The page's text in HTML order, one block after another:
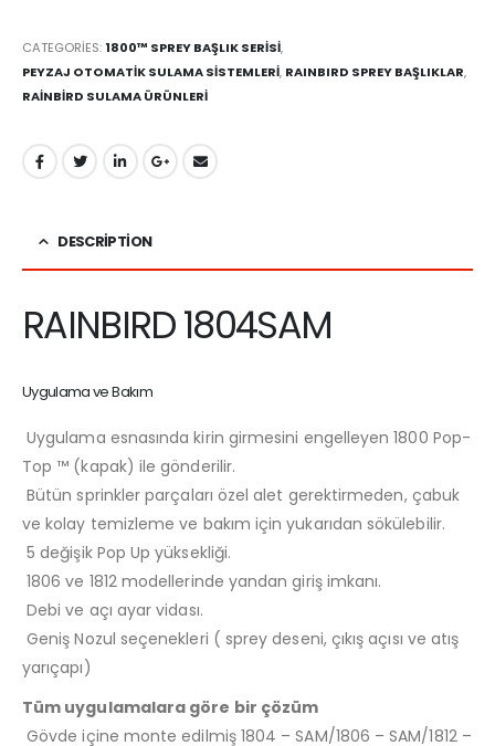
CATEGORIES:1800™ SPREY BAŞLIK SERİSİ,
PEYZAJ OTOMATİK SULAMA SİSTEMLERİ, RAINBIRD SPREY BAŞLIKLAR,
RAİNBİRD SULAMA ÜRÜNLERİ
DESCRIPTION
RAINBIRD 1804SAM
Uygulama ve Bakım
Uygulama esnasında kirin girmesini engelleyen 1800 Pop-
Top ™ (kapak) ile gönderilir.
Bütün sprinkler parçaları özel alet gerektirmeden, çabuk
ve kolay temizleme ve bakım için yukarıdan sökülebilir.
5 değişik Pop Up yüksekliği.
1806 ve 1812 modellerinde yandan giriş imkanı.
Debi ve açı ayar vidası.
Geniş Nozul seçenekleri ( sprey deseni, çıkış açısı ve atış
yarıçapı)
Tüm uygulamalara göre bir çözüm
Gövde içine monte edilmiş 1804 – SAM/1806 – SAM/1812 –